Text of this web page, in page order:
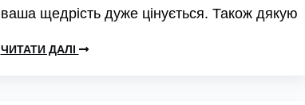
ваша щедрість дуже цінується. Також дякую
ЧИТАТИ ДАЛІ